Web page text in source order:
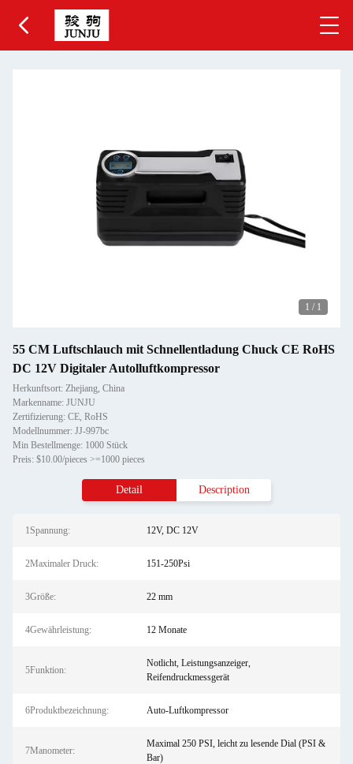
1 / 1
55 CM Luftschlauch mit Schnellentladung Chuck CE RoHS
DC 12V Digitaler Autolluftkompressor
Herkunftsort: Zhejiang, China
Markenname: JUNJU
Zertifizierung: CE, RoHS
Modellnummer: JJ-997bc
Min Bestellmenge: 1000 Stück
Preis: $10.00/pieces >=1000 pieces
Detail Description
1Spannung: 12V, DC 12V
2Maximaler Druck: 151-250Psi
3Größe: 22 mm
4Gewährleistung: 12 Monate
5Funktion:
Notlicht, Leistungsanzeiger,
Reifendruckmessgerät
6Produktbezeichnung: Auto-Luftkompressor
7Manometer:
Maximal 250 PSI, leicht zu lesende Dial (PSI &
Bar)